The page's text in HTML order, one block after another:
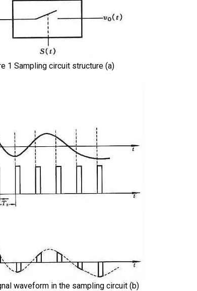
1 Sampling circuit structure (a)
waveform in the sampling circuit (b)